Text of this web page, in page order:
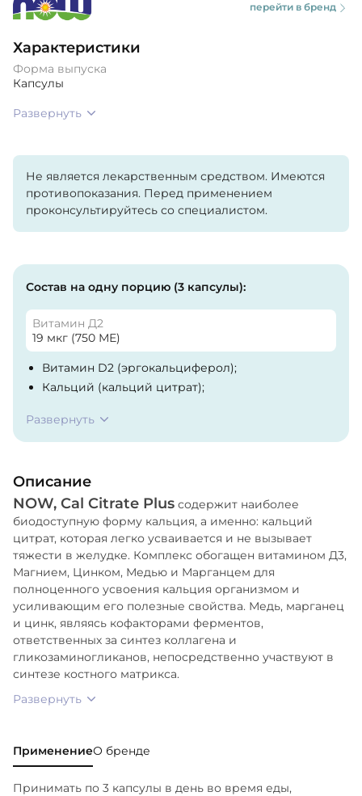
перейти в бренд
Характеристики
Форма выпуска
Капсулы
Развернуть
Не является лекарственным средством. Имеются
противопоказания. Перед применением
проконсультируйтесь со специалистом.
Состав на одну порцию (3 капсулы):
Витамин Д2
19 мкг (750 МЕ)
Витамин D2 (эргокальциферол);
Кальций (кальций цитрат);
Цинк (цинка аминокислота хелат);
Медь (меди аминокислота хелат);
Целлюлоза (капсула), целлюлоза,
аскорбилпальмитат и диоксид кремния.
Развернуть
Описание
NOW, Cal Citrate Plus содержит наиболее
биодоступную форму кальция, а именно: кальций
цитрат, которая легко усваивается и не вызывает
тяжести в желудке. Комплекс обогащен витамином Д3,
Магнием, Цинком, Медью и Марганцем для
полноценного усвоения кальция организмом и
усиливающим его полезные свойства. Медь, марганец
и цинк, являясь кофакторами ферментов,
ответственных за синтез коллагена и
гликозаминогликанов, непосредственно участвуют в
синтезе костного матрикса.
Развернуть
ПрименениеО бренде
Принимать по 3 капсулы в день во время еды,